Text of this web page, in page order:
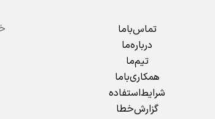
تماس‌باما
درباره‌ما
تیم‌ما
همکاری‌باما
شرایط‌استفاده
گزارش‌خطا